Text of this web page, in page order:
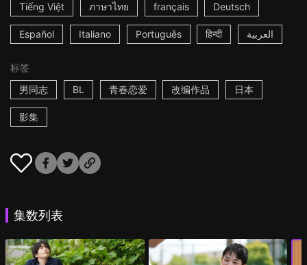
Tiếng Việt ภาษาไทย français Deutsch
Español Italiano Português हिन्दी العربية
标签
男同志
BL 青春恋爱 改编作品 日本
影集
集数列表